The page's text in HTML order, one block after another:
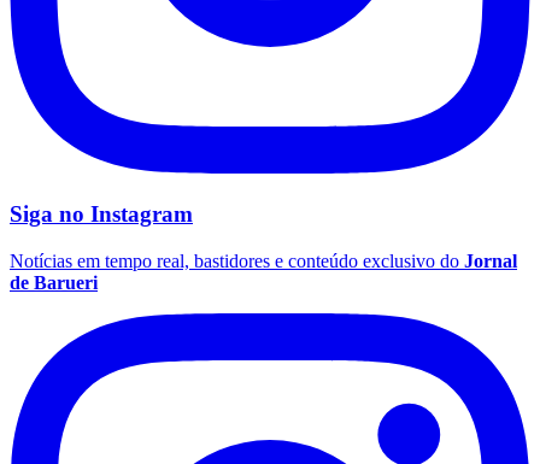
Siga no Instagram
Notícias em tempo real, bastidores e conteúdo exclusivo do Jornal
de Barueri